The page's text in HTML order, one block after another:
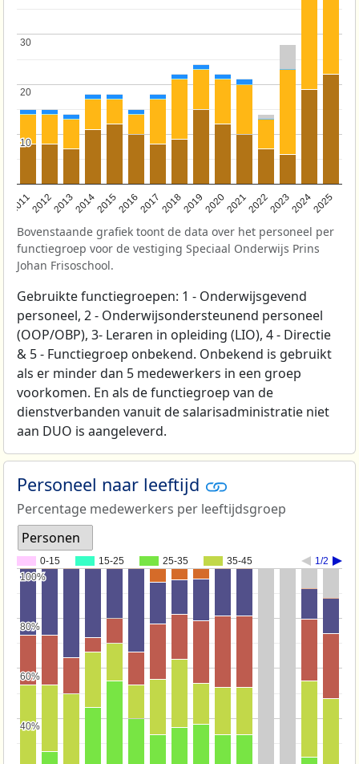
201120122013201420152016201720182019202020212022202320242025
10
10
20
20
30
30
Bovenstaande grafiek toont de data over het personeel per
functiegroep voor de vestiging Speciaal Onderwijs Prins
Johan Frisoschool.
Gebruikte functiegroepen: 1 - Onderwijsgevend
personeel, 2 - Onderwijsondersteunend personeel
(OOP/OBP), 3- Leraren in opleiding (LIO), 4 - Directie
& 5 - Functiegroep onbekend. Onbekend is gebruikt
als er minder dan 5 medewerkers in een groep
voorkomen. En als de functiegroep van de
dienstverbanden vanuit de salarisadministratie niet
aan DUO is aangeleverd.
Personeel naar leeftijd
Percentage medewerkers per leeftijdsgroep
Personen
0-15 15-25 25-35 35-45 1/2
40%
40%
60%
60%
80%
80%
100%
100%